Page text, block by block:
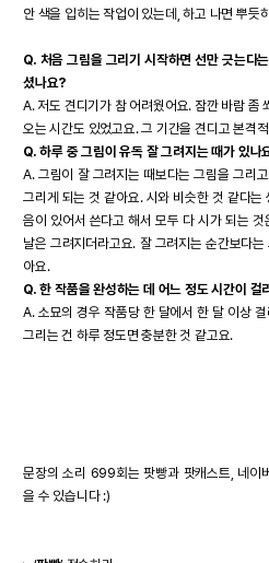
안 색을 입히는 작업이 있는데, 하고 나면 뿌듯
Q. 처음 그림을 그리기 시작하면 선만 긋는다
셨나요?
A. 저도 견디기가 참 어려웠어요. 잠깐 바람 좀
오는 시간도 있었고요. 그 기간을 견디고 본격
Q. 하루 중 그림이 유독 잘 그려지는 때가 있나
A. 그림이 잘 그려지는 때보다는 그림을 그리
그리게 되는 것 같아요. 시와 비슷한 것 같다
음이 있어서 쓴다고 해서 모두 다 시가 되는
날은 그려지더라고요. 잘 그려지는 순간보다
아요.
Q. 한 작품을 완성하는 데 어느 정도 시간이 걸
A. 소묘의 경우 작품당 한 달에서 한 달 이상
그리는 건 하루 정도면 충분한 것 같고요.
문장의 소리 699회는 팟빵과 팟캐스트, 네이
을 수 있습니다 :)